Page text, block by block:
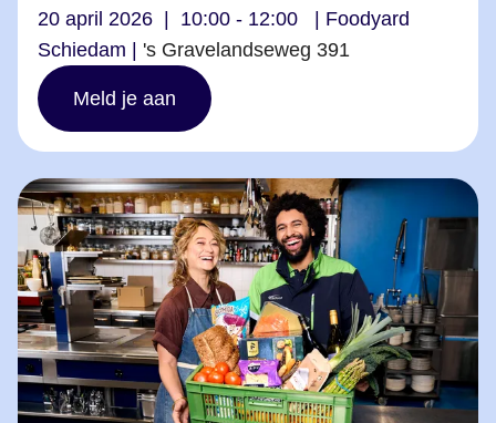
20 april 2026 | 10:00 - 12:00 | Foodyard
Schiedam | 's Gravelandseweg 391
Meld je aan